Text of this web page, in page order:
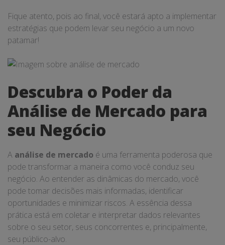
Fique atento, pois ao final, você estará apto a implementar
estratégias que podem levar seu negócio a um novo
patamar!
Descubra o Poder da
Análise de Mercado para
seu Negócio
A análise de mercado é uma ferramenta poderosa que
pode transformar a maneira como você conduz seu
negócio. Ao entender as dinâmicas do mercado, você
pode tomar decisões mais informadas, identificar
oportunidades e minimizar riscos. A essência dessa
prática está em coletar e interpretar dados relevantes
sobre o seu setor, seus concorrentes e, principalmente,
seu público-alvo.